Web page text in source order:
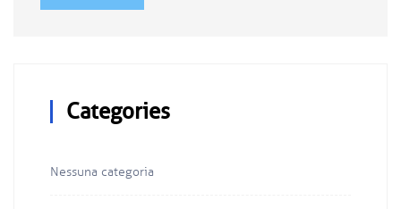
Categories
Nessuna categoria